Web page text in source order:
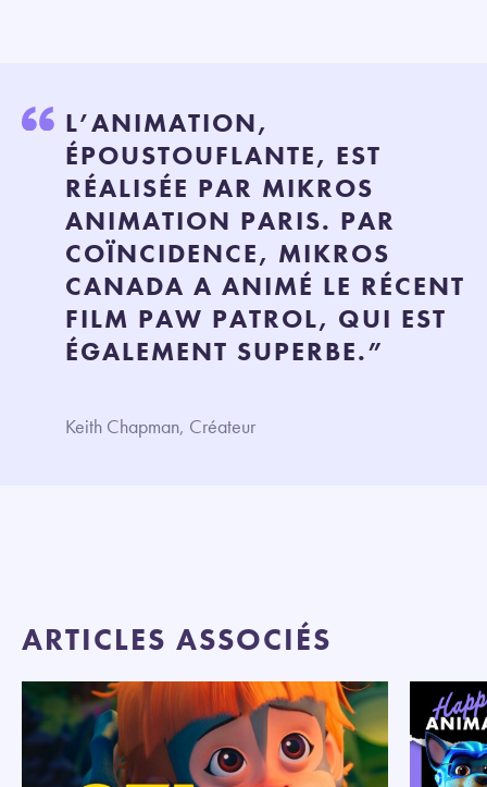
L’ANIMATION,
ÉPOUSTOUFLANTE, EST
RÉALISÉE PAR MIKROS
ANIMATION PARIS. PAR
COÏNCIDENCE, MIKROS
CANADA A ANIMÉ LE RÉCENT
FILM PAW PATROL, QUI EST
ÉGALEMENT SUPERBE.”
Keith Chapman, Créateur
ARTICLES ASSOCIÉS